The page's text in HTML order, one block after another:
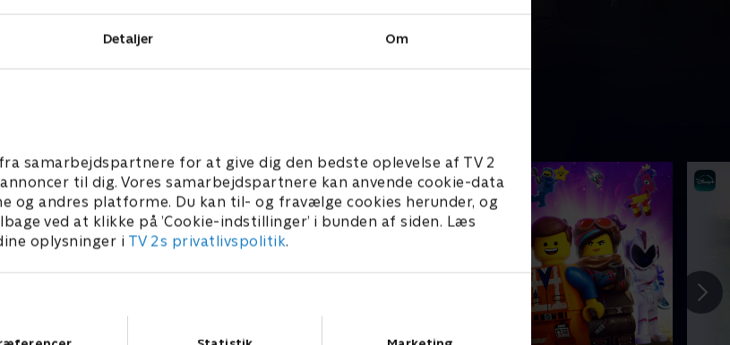
Detaljer Om
samarbejdspartnere for at give dig den bedste oplevelse af TV 2
til dig. Vores samarbejdspartnere kan anvende cookie-data
og andres platforme. Du kan til- og fravælge cookies herunder, og
ved at klikke på ’Cookie-indstillinger’ i bunden af siden. Læs
oplysninger i TV 2s privatlivspolitik.